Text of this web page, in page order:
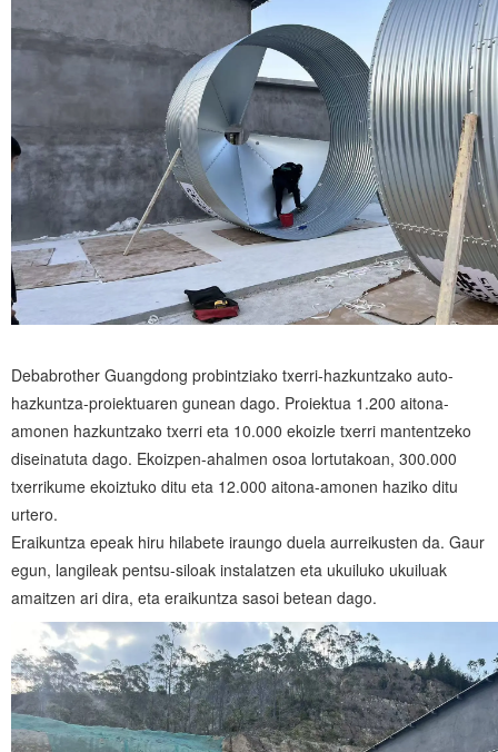
Debabrother Guangdong probintziako txerri-hazkuntzako auto-
hazkuntza-proiektuaren gunean dago. Proiektua 1.200 aitona-
amonen hazkuntzako txerri eta 10.000 ekoizle txerri mantentzeko
diseinatuta dago. Ekoizpen-ahalmen osoa lortutakoan, 300.000
txerrikume ekoiztuko ditu eta 12.000 aitona-amonen haziko ditu
urtero.
Eraikuntza epeak hiru hilabete iraungo duela aurreikusten da. Gaur
egun, langileak pentsu-siloak instalatzen eta ukuiluko ukuiluak
amaitzen ari dira, eta eraikuntza sasoi betean dago.